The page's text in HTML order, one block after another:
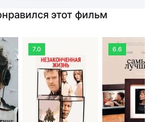
этот фильм
7.0 6.6